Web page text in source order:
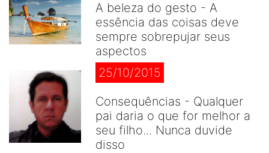
A beleza do gesto - A
essência das coisas deve
sempre sobrepujar seus
aspectos
25/10/2015
Consequências - Qualquer
pai daria o que for melhor a
seu filho... Nunca duvide
disso